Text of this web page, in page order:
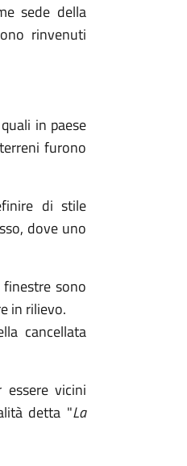
sede della
rinvenuti
in paese
furono
di stile
dove uno
finestre sono
in rilievo.
cancellata
vicini
detta "La